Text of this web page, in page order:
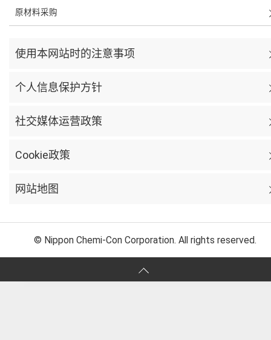
原材料采购
使用本网站时的注意事项
个人信息保护方针
社交媒体运营政策
Cookie政策
网站地图
© Nippon Chemi-Con Corporation. All rights reserved.